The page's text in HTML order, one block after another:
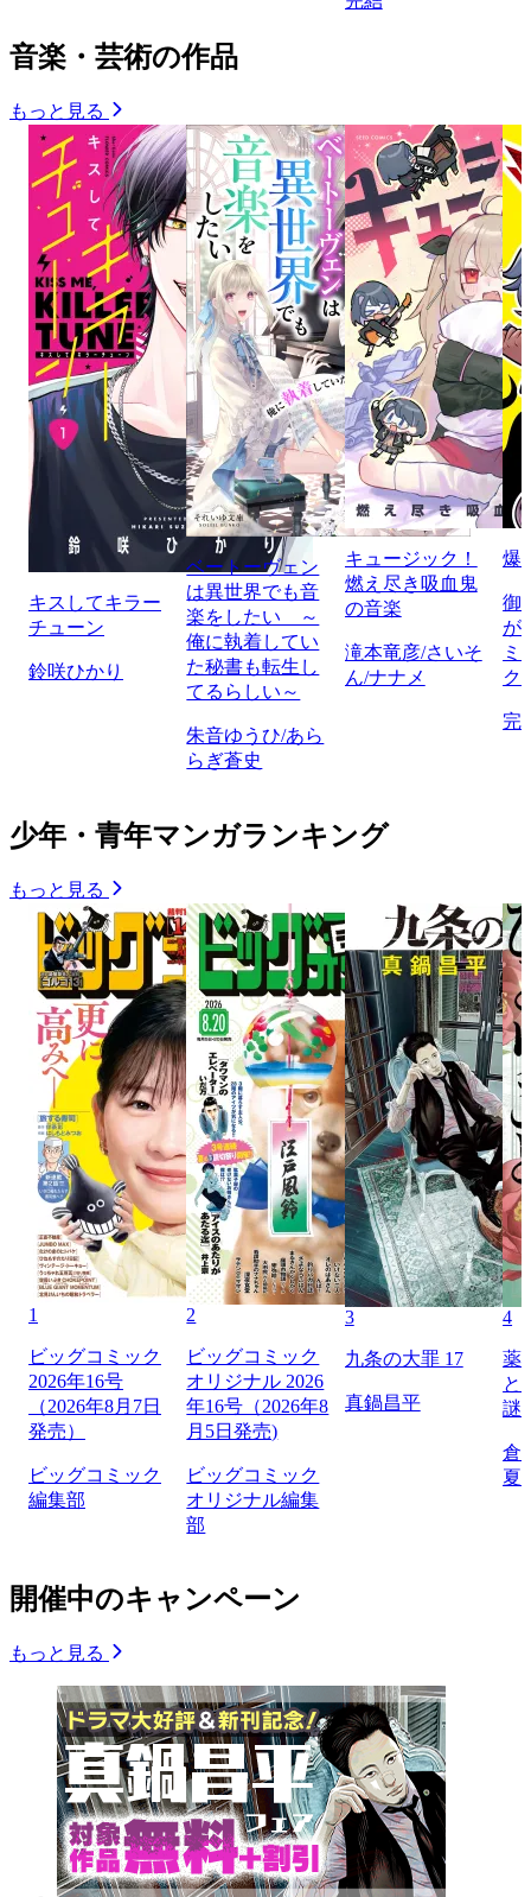
音楽・芸術の作品
もっと見る
キスしてキラー
チューン
鈴咲ひかり
ベートーヴェン
は異世界でも音
楽をしたい ～
俺に執着してい
た秘書も転生し
てるらしい～
朱音ゆうひ/あら
らぎ蒼史
キュージック！
燃え尽き吸血鬼
の音楽
滝本竜彦/さいそ
ん/ナナメ
爆
御
が
ミ
ク
完
少年・青年マンガランキング
もっと見る
1
ビッグコミック
2026年16号
（2026年8月7日
発売）
ビッグコミック
編集部
2
ビッグコミック
オリジナル 2026
年16号（2026年8
月5日発売)
ビッグコミック
オリジナル編集
部
3
九条の大罪 17
真鍋昌平
4
薬
と
謎
倉
夏
開催中のキャンペーン
もっと見る